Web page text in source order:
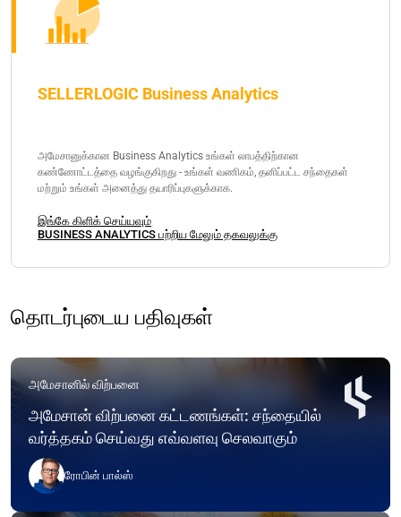
SELLERLOGIC Business Analytics
அமேசானுக்கான Business Analytics உங்கள் லாபத்திற்கான
கண்ணோட்டத்தை வழங்குகிறது - உங்கள் வணிகம், தனிப்பட்ட சந்தைகள்
மற்றும் உங்கள் அனைத்து தயாரிப்புகளுக்காக.
இங்கே கிளிக் செய்யவும்
BUSINESS ANALYTICS பற்றிய மேலும் தகவலுக்கு
தொடர்புடைய பதிவுகள்
அமேசானில் விற்பனை
அமேசான் விற்பனை கட்டணங்கள்: சந்தையில்
வர்த்தகம் செய்வது எவ்வளவு செலவாகும்
ரோபின் பால்ஸ்